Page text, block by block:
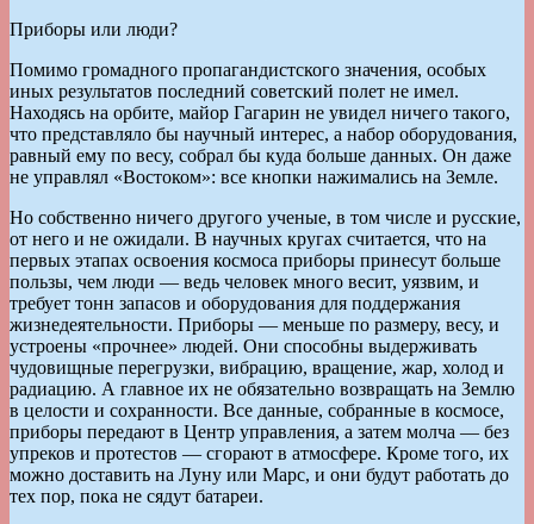
Приборы или люди?
Помимо громадного пропагандистского значения, особых
иных результатов последний советский полет не имел.
Находясь на орбите, майор Гагарин не увидел ничего такого,
что представляло бы научный интерес, а набор оборудования,
равный ему по весу, собрал бы куда больше данных. Он даже
не управлял «Востоком»: все кнопки нажимались на Земле.
Но собственно ничего другого ученые, в том числе и русские,
от него и не ожидали. В научных кругах считается, что на
первых этапах освоения космоса приборы принесут больше
пользы, чем люди — ведь человек много весит, уязвим, и
требует тонн запасов и оборудования для поддержания
жизнедеятельности. Приборы — меньше по размеру, весу, и
устроены «прочнее» людей. Они способны выдерживать
чудовищные перегрузки, вибрацию, вращение, жар, холод и
радиацию. А главное их не обязательно возвращать на Землю
в целости и сохранности. Все данные, собранные в космосе,
приборы передают в Центр управления, а затем молча — без
упреков и протестов — сгорают в атмосфере. Кроме того, их
можно доставить на Луну или Марс, и они будут работать до
тех пор, пока не сядут батареи.